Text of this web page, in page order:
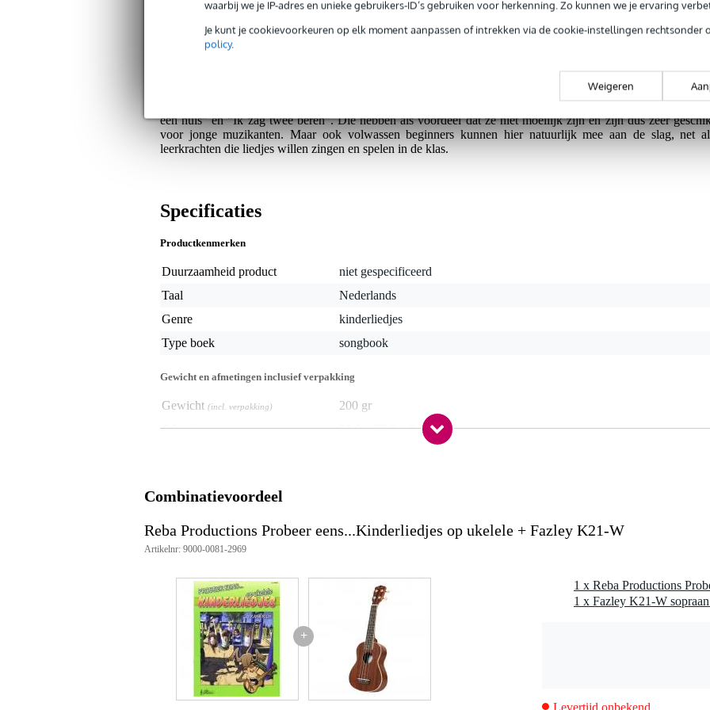
waarbij we je IP-adres en unieke gebruikers-ID’s gebruiken voor herkenning. Zo kunnen we je ervaring
Je kunt je cookievoorkeuren op elk moment aanpassen of intrekken via de cookie-instellingen rechtsonder
policy.
Weigeren
Op dit product krijg je alleen garantie op fabrieksfouten.
nummer krijg je de partituur en de akkoorden, die je kan spelen op eender welke ukelele in de G-C-E-
een huis” en “Ik zag twee beren”. Die hebben als voordeel dat ze niet moeilijk zijn en zijn dus zeer
voor jonge muzikanten. Maar ook volwassen beginners kunnen hier natuurlijk mee aan de slag, net
leerkrachten die liedjes willen zingen en spelen in de klas.
Specificaties
Productkenmerken
Duurzaamheid product
niet gespecificeerd
Taal
Nederlands
Genre
kinderliedjes
Type boek
songbook
Gewicht en afmetingen inclusief verpakking
Gewicht (incl. verpakking)
200 gr
Afmeting(incl. verpakking) 31,0 x 23,0 x 0,5 cm
Probeer eens...Kinderliedjes op ukelele
taal: Nederlands
uitgeverij: Reba Productions
ISBN: 9789069113807
Liedjes
In Den Haag Daar Woont Een Graaf
Er Zaten Zeven Kikkertjes
Kortjakje
Alles In De Wind
Roodborstje
Met De Trein
In Holland Staat Een Huis
Combinatievoordeel
Reba Productions Probeer eens...Kinderliedjes op ukelele + Fazley K21-W
Artikelnr: 9000-0081-2969
+
1 x Fazley K21-W
Levertijd onbekend